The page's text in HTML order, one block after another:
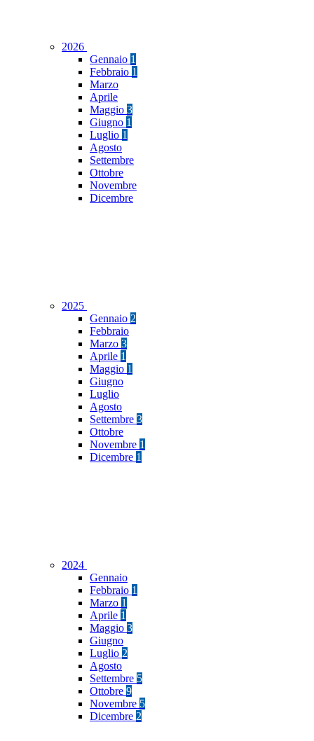
2026
Gennaio 1
Febbraio 1
Marzo
Aprile
Maggio 3
Giugno 1
Luglio 1
Agosto
Settembre
Ottobre
Novembre
Dicembre
2025
Gennaio 2
Febbraio
Marzo 3
Aprile 1
Maggio 1
Giugno
Luglio
Agosto
Settembre 3
Ottobre
Novembre 1
Dicembre 1
2024
Gennaio
Febbraio 1
Marzo 1
Aprile 1
Maggio 3
Giugno
Luglio 2
Agosto
Settembre 5
Ottobre 9
Novembre 5
Dicembre 2